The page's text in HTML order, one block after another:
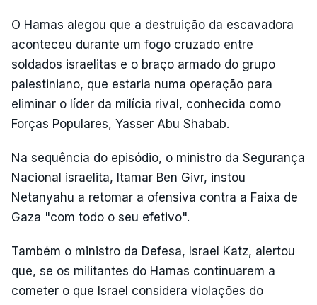
O Hamas alegou que a destruição da escavadora
aconteceu durante um fogo cruzado entre
soldados israelitas e o braço armado do grupo
palestiniano, que estaria numa operação para
eliminar o líder da milícia rival, conhecida como
Forças Populares, Yasser Abu Shabab.
Na sequência do episódio, o ministro da Segurança
Nacional israelita, Itamar Ben Givr, instou
Netanyahu a retomar a ofensiva contra a Faixa de
Gaza "com todo o seu efetivo".
Também o ministro da Defesa, Israel Katz, alertou
que, se os militantes do Hamas continuarem a
cometer o que Israel considera violações do